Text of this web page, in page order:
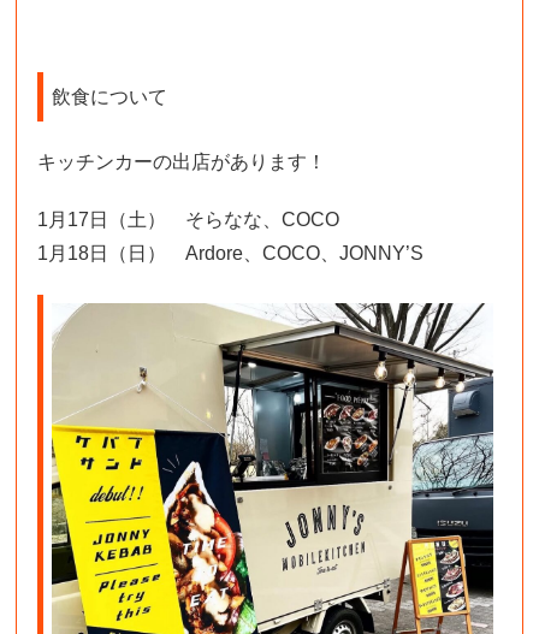
飲食について
キッチンカーの出店があります！
1月17日（土） そらなな、COCO
1月18日（日） Ardore、COCO、JONNY’S